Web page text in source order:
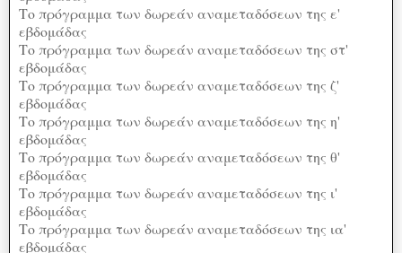
Το πρόγραμμα των δωρεάν αναμεταδόσεων της ε'
εβδομάδας
Το πρόγραμμα των δωρεάν αναμεταδόσεων της στ'
εβδομάδας
Το πρόγραμμα των δωρεάν αναμεταδόσεων της ζ'
εβδομάδας
Το πρόγραμμα των δωρεάν αναμεταδόσεων της η'
εβδομάδας
Το πρόγραμμα των δωρεάν αναμεταδόσεων της θ'
εβδομάδας
Το πρόγραμμα των δωρεάν αναμεταδόσεων της ι'
εβδομάδας
Το πρόγραμμα των δωρεάν αναμεταδόσεων της ια'
εβδομάδας